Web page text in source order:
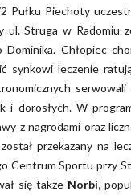
Pułku Piechoty
ul. Struga w Radomiu
Dominika. Chłopiec
synkowi leczenie
i dorosłych. W
z nagrodami oraz
przekazany na
Centrum Sportu przy
się także Norbi,